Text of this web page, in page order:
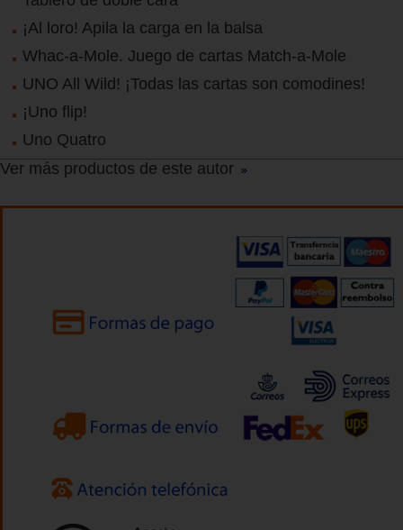
¡Al loro! Apila la carga en la balsa
Whac-a-Mole. Juego de cartas Match-a-Mole
UNO All Wild! ¡Todas las cartas son comodines!
¡Uno flip!
Uno Quatro
Ver más productos de este autor